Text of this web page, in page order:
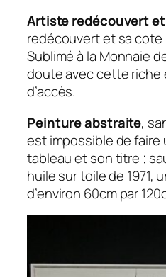
Artiste redécouvert
redécouvert et sa cote
Sublimé à la Monnaie
doute avec cette riche
d’accès.
Peinture abstraite,
est impossible de faire
tableau et son titre ;
huile sur toile de 1971,
d’environ 60cm par